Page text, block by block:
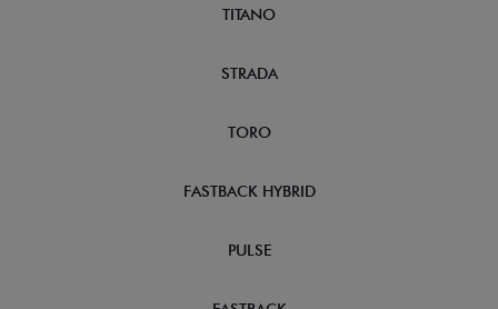
TITANO
STRADA
TORO
FASTBACK HYBRID
PULSE